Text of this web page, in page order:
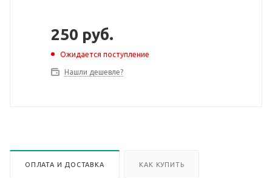
250 руб.
Ожидается поступление
Нашли дешевле?
ОПЛАТА И ДОСТАВКА КАК КУПИТЬ